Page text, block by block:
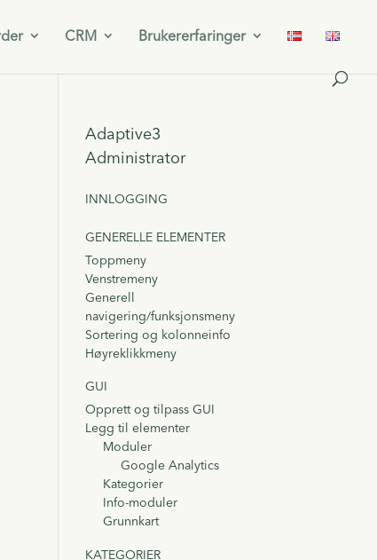
CRM Brukererfaringer
Adaptive3
Administrator
INNLOGGING
GENERELLE ELEMENTER
Toppmeny
Venstremeny
Generell
navigering/funksjonsmeny
Sortering og kolonneinfo
Høyreklikkmeny
GUI
Opprett og tilpass GUI
Legg til elementer
Moduler
Google Analytics
Kategorier
Info-moduler
Grunnkart
KATEGORIER